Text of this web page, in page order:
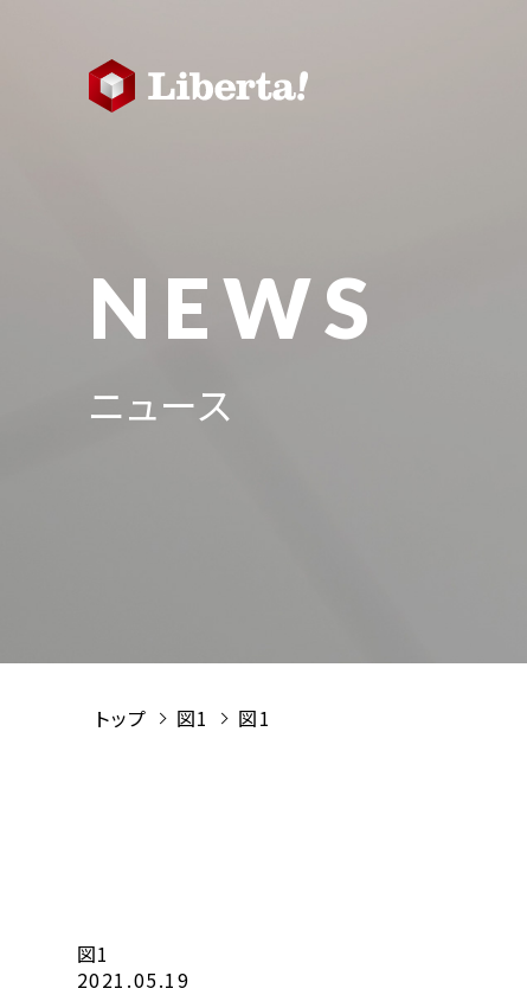
NEWS
ニュース
トップ 図1 図1
図1
2021.05.19